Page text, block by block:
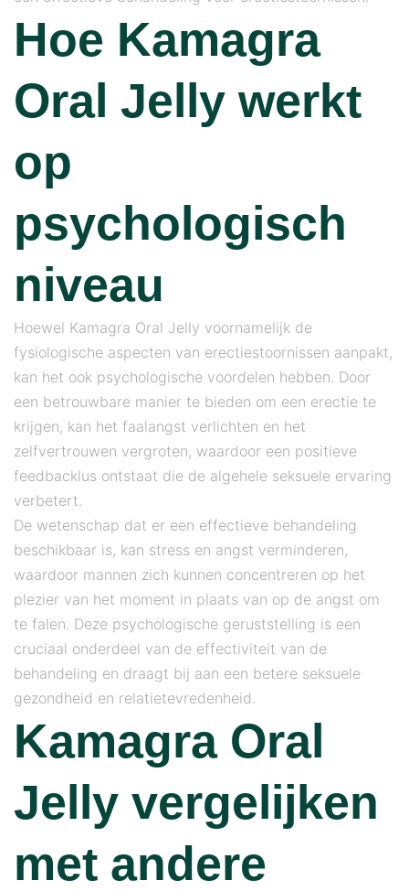
Hoe Kamagra
Oral Jelly werkt
op
psychologisch
niveau
Hoewel Kamagra Oral Jelly voornamelijk de
fysiologische aspecten van erectiestoornissen aanpakt,
kan het ook psychologische voordelen hebben. Door
een betrouwbare manier te bieden om een ​​erectie te
krijgen, kan het faalangst verlichten en het
zelfvertrouwen vergroten, waardoor een positieve
feedbacklus ontstaat die de algehele seksuele ervaring
verbetert.
De wetenschap dat er een effectieve behandeling
beschikbaar is, kan stress en angst verminderen,
waardoor mannen zich kunnen concentreren op het
plezier van het moment in plaats van op de angst om
te falen. Deze psychologische geruststelling is een
cruciaal onderdeel van de effectiviteit van de
behandeling en draagt ​​bij aan een betere seksuele
gezondheid en relatietevredenheid.
Kamagra Oral
Jelly vergelijken
met andere